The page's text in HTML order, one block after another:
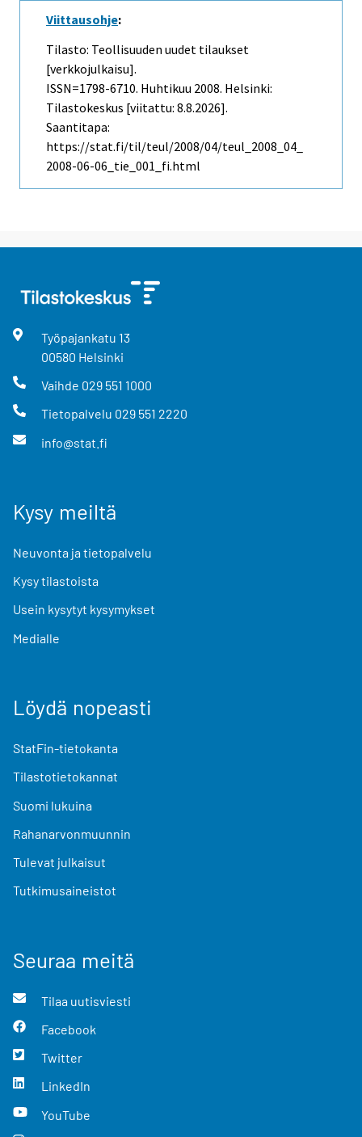
Viittausohje:
Tilasto: Teollisuuden uudet tilaukset
[verkkojulkaisu].
ISSN=1798-6710. Huhtikuu 2008. Helsinki:
Tilastokeskus [viitattu: 8.8.2026].
Saantitapa:
https://stat.fi/til/teul/2008/04/teul_2008_04_
2008-06-06_tie_001_fi.html
Työpajankatu 13
00580 Helsinki
Vaihde 029 551 1000
Tietopalvelu 029 551 2220
info@stat.fi
Kysy meiltä
Neuvonta ja tietopalvelu
Kysy tilastoista
Usein kysytyt kysymykset
Medialle
Löydä nopeasti
StatFin-tietokanta
Tilastotietokannat
Suomi lukuina
Rahanarvonmuunnin
Tulevat julkaisut
Tutkimusaineistot
Seuraa meitä
Tilaa uutisviesti
Facebook
Twitter
LinkedIn
YouTube